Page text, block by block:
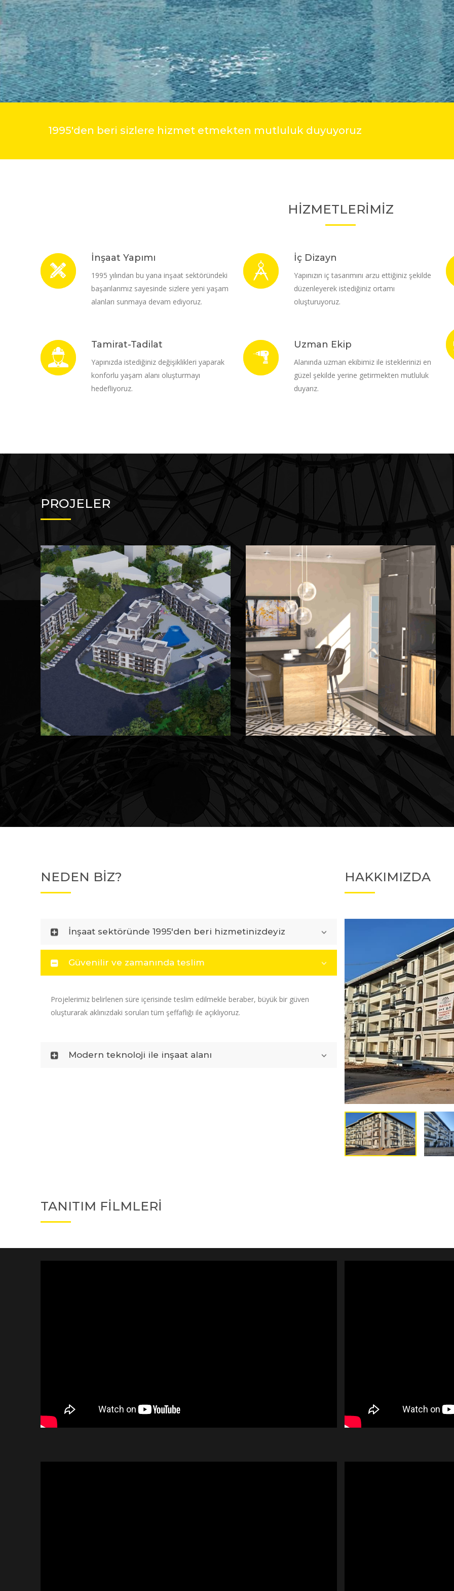
1995'den beri sizlere hizmet etmekten mutluluk duyuyoruz
HİZMETLERİMİZ
İnşaat Yapımı
1995 yılından bu yana inşaat sektöründeki
başarılarımız sayesinde sizlere yeni yaşam
alanları sunmaya devam ediyoruz.
Tamirat-Tadilat
Yapınızda istediğiniz değişiklikleri yaparak
konforlu yaşam alanı oluşturmayı
hedefliyoruz.
İç Dizayn
Yapınızın iç tasarımını arzu ettiğiniz şekilde
düzenleyerek istediğiniz ortamı
oluşturuyoruz.
Uzman Ekip
Alanında uzman ekibimiz ile isteklerinizi en
güzel şekilde yerine getirmekten mutluluk
duyarız.
PROJELER
MK Sare Evleri Devam Eden Proje 2
Devam Eden
NEDEN BİZ?
İnşaat sektöründe 1995'den beri hizmetinizdeyiz
Güvenilir ve zamanında teslim
Projelerimiz belirlenen süre içerisinde teslim edilmekle beraber, büyük bir güven
oluşturarak aklınızdaki soruları tüm şeffaflığı ile açıklıyoruz.
Modern teknoloji ile inşaat alanı
HAKKIMIZDA
TANITIM FİLMLERİ